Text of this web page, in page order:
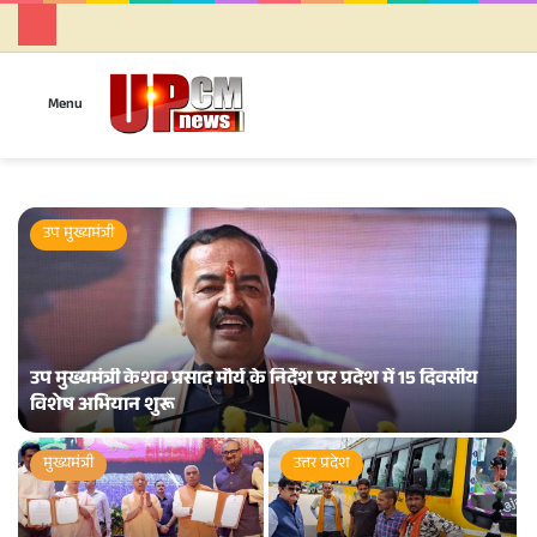
Menu
उप मुख्यमंत्री
उप मुख्यमंत्री केशव प्रसाद मौर्य के निर्देश पर प्रदेश में 15 दिवसीय
विशेष अभियान शुरू
मुख्यमंत्री उत्तर प्रदेश